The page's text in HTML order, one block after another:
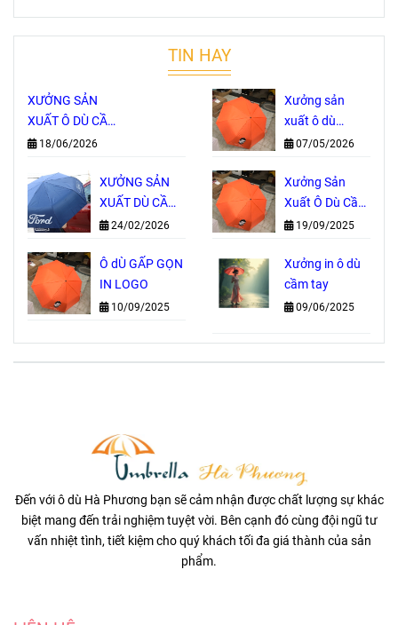
TIN HAY
XƯỞNG SẢN
XUẤT Ô DÙ CẦM
TAY TRỰC TIẾP
LOGO THEO
YÊU CẦU, GIÁ
GỐC TẠI
18/06/2026
Xưởng sản
xuất ô dù
Thành Phố Hồ
07/05/2026
XƯỞNG SẢN
XUẤT DÙ CẦM
TAY IN LOGO
24/02/2026
Xưởng Sản
Xuất Ô Dù Cầm
Tay Tại TP. Hồ
19/09/2025
Ô dÙ GẤP GỌN
IN LOGO
10/09/2025
Xưởng in ô dù
cầm tay
09/06/2025
Đến với ô dù Hà Phương bạn sẽ cảm nhận được chất lượng sự khác
biệt mang đến trải nghiệm tuyệt vời. Bên cạnh đó cùng đội ngũ tư
vấn nhiệt tình, tiết kiệm cho quý khách tối đa giá thành của sản
phẩm.